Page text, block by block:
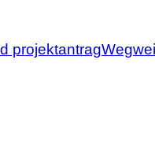
projektantrag